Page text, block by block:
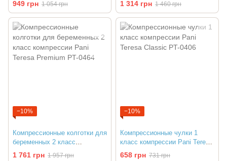
Premium PT-0474
949 грн 1 054 грн
Classic PT-0402
1 314 грн 1 460 грн
−10%
Компрессионные колготки для
беременных 2 класс
компрессии Pani Teresa
1 761 грн 1 957 грн
−10%
Компрессионные чулки 1
класс компрессии Pani Teresa
Classic PT-0406
658 грн 731 грн